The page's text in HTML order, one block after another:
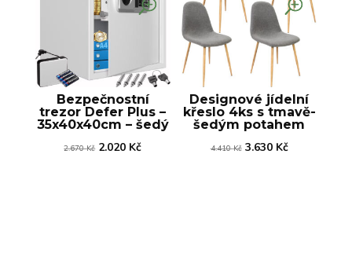
Bezpečnostní
trezor Defer Plus –
35x40x40cm – šedý
2.670Kč Původní
2.020 KčAktuální
Designové jídelní
křeslo 4ks s tmavě-
šedým potahem
4.410Kč Původní
3.630 KčAktuální